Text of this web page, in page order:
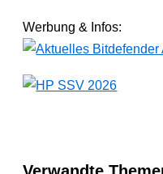
Werbung & Infos: